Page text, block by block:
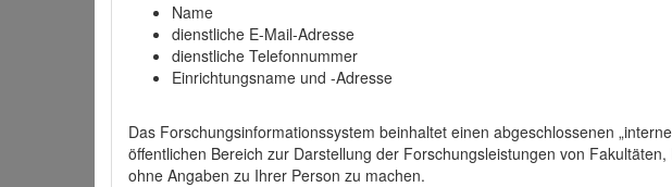
Name
dienstliche E-Mail-Adresse
dienstliche Telefonnummer
Einrichtungsname und -Adresse
Das Forschungsinformationssystem beinhaltet einen abgeschlossenen
öffentlichen Bereich zur Darstellung der Forschungsleistungen von
ohne Angaben zu Ihrer Person zu machen.